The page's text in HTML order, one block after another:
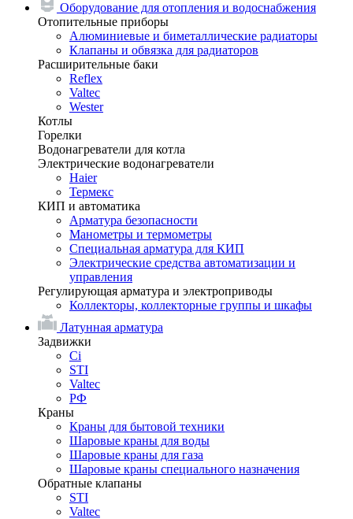
Оборудование для отопления и водоснабжения
Отопительные приборы
Алюминиевые и биметаллические радиаторы
Клапаны и обвязка для радиаторов
Расширительные баки
Reflex
Valtec
Wester
Котлы
Горелки
Водонагреватели для котла
Электрические водонагреватели
Haier
Термекс
КИП и автоматика
Арматура безопасности
Манометры и термометры
Специальная арматура для КИП
Электрические средства автоматизации и
управления
Регулирующая арматура и электроприводы
Коллекторы, коллекторные группы и шкафы
Латунная арматура
Задвижки
Ci
STI
Valtec
РФ
Краны
Краны для бытовой техники
Шаровые краны для воды
Шаровые краны для газа
Шаровые краны специального назначения
Обратные клапаны
STI
Valtec